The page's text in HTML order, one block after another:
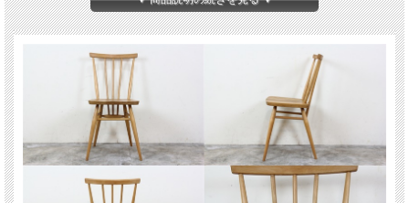
ニレ材を自由自在に変形させる事も実現しました。
近年ではマーガレットハウエルによって復刻された事でも有名です。
当店で販売しているアーコール家具は主に1950～70年に製造されたヴィンテージ
新品にはない深みや味わいのあるヴィンテージ品は、現在イギリスでも数が減り、
入手困難になると同時に価値も上がっています。
お気に入りのアーコール家具を見つけた時は、是非ご検討下さい♪